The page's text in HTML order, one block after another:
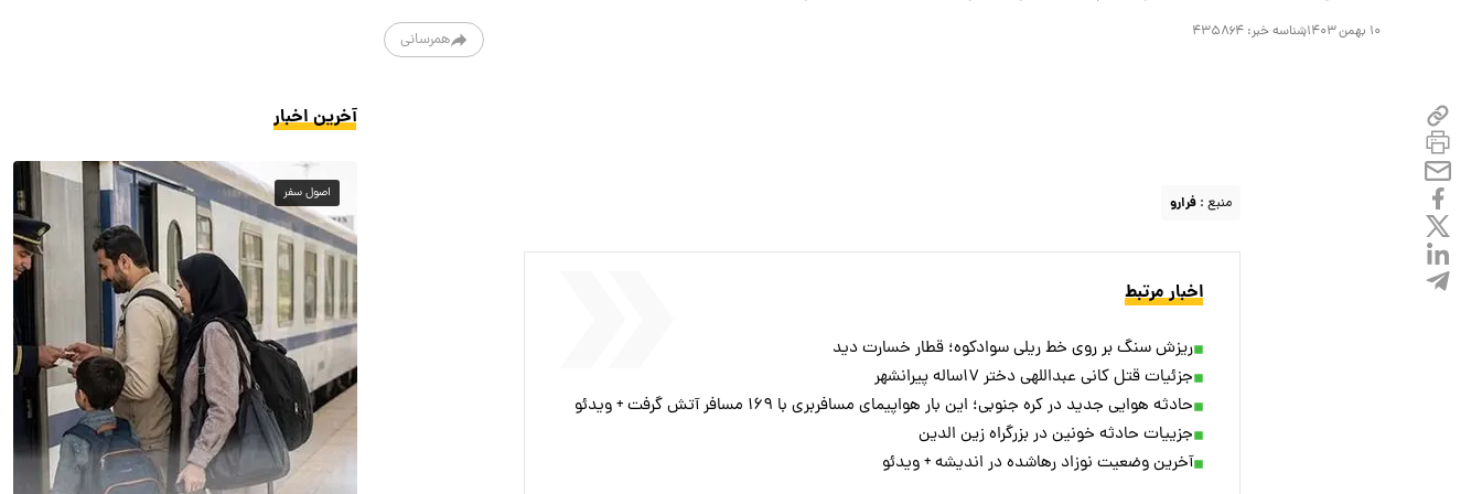
۱۰ بهمن ۱۴۰۳ شناسه خبر: ۴۳۵۸۶۴ همرسانی
منبع : فرارو
اخبار مرتبط
ریزش سنگ بر روی خط ریلی سوادکوه؛ قطار خسارت دید
جزئیات قتل کانی عبداللهی دختر ۱۷ساله پیرانشهر
حادثه هوایی جدید در کره جنوبی؛ این بار هواپیمای مسافربری با ۱۶۹ مسافر آتش گرفت + ویدئو
جزییات حادثه خونین در بزرگراه زین الدین
آخرین وضعیت نوزاد رهاشده در اندیشه + ویدئو
آخرین اخبار
اصول سفر